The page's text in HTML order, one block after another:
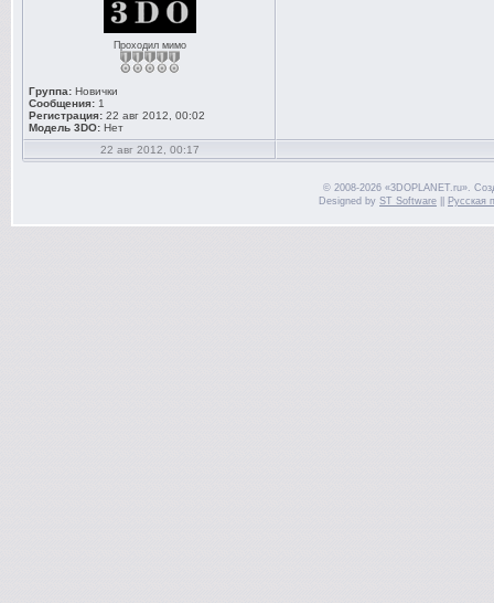
Проходил мимо
Группа: Новички
Сообщения: 1
Регистрация: 22 авг 2012, 00:02
Модель 3DO: Нет
22 авг 2012, 00:17
© 2008-2026 «3DOPLANET.ru».
Designed by ST Software Русская